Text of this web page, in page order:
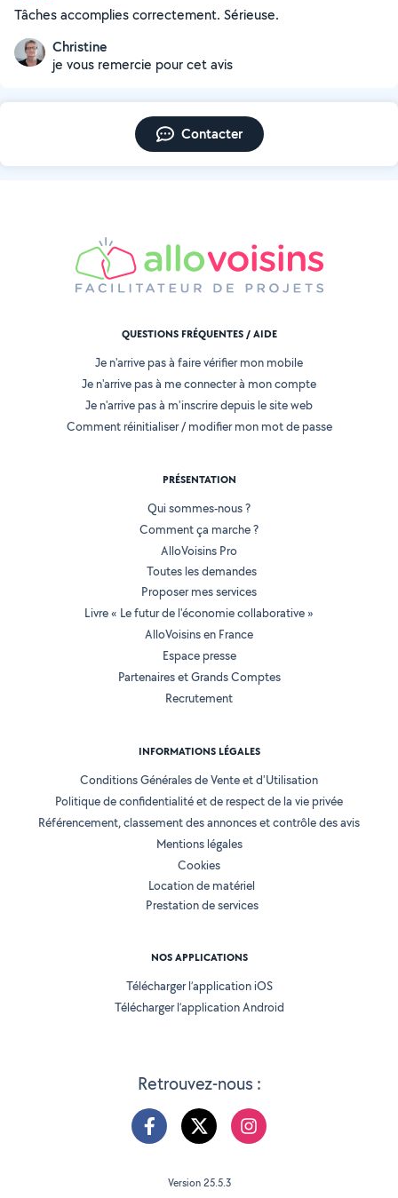
Tâches accomplies correctement. Sérieuse.
Christine
je vous remercie pour cet avis
Contacter
Retrouvez-nous :
QUESTIONS FRÉQUENTES / AIDE
Je n'arrive pas à faire vérifier mon mobile
Je n'arrive pas à me connecter à mon compte
Je n'arrive pas à m'inscrire depuis le site web
Comment réinitialiser / modifier mon mot de passe
PRÉSENTATION
Qui sommes-nous ?
Comment ça marche ?
AlloVoisins Pro
Toutes les demandes
Proposer mes services
Livre « Le futur de l'économie collaborative »
AlloVoisins en France
Espace presse
Partenaires et Grands Comptes
Recrutement
INFORMATIONS LÉGALES
Conditions Générales de Vente et d'Utilisation
Politique de confidentialité et de respect de la vie privée
Référencement, classement des annonces et contrôle des avis
Mentions légales
Cookies
Location de matériel
Prestation de services
NOS APPLICATIONS
Télécharger l’application iOS
Télécharger l’application Android
Version 25.5.3